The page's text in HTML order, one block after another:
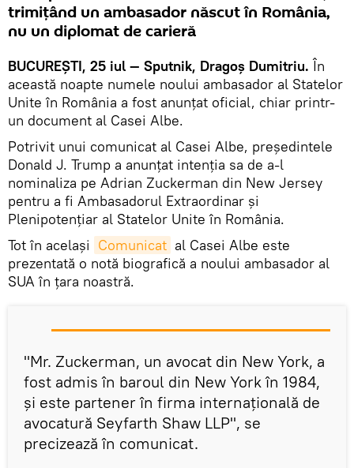
trimițând un ambasador născut în România,
nu un diplomat de carieră
BUCUREȘTI, 25 iul — Sputnik, Dragoș Dumitriu. În
această noapte numele noului ambasador al Statelor
Unite în România a fost anunțat oficial, chiar printr-
un document al Casei Albe.
Potrivit unui comunicat al Casei Albe, președintele
Donald J. Trump a anunțat intenția sa de a-l
nominaliza pe Adrian Zuckerman din New Jersey
pentru a fi Ambasadorul Extraordinar și
Plenipotențiar al Statelor Unite în România.
Tot în același Comunicat al Casei Albe este
prezentată o notă biografică a noului ambasador al
SUA în țara noastră.
"Mr. Zuckerman, un avocat din New York, a
fost admis în baroul din New York în 1984,
și este partener în firma internațională de
avocatură Seyfarth Shaw LLP", se
precizează în comunicat.